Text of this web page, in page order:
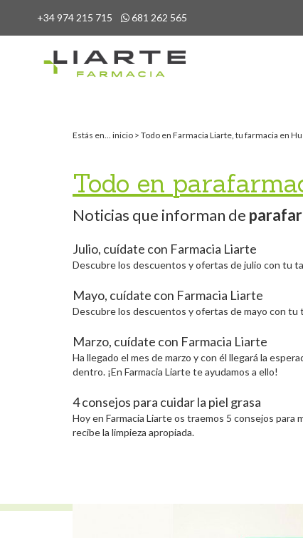
+34 974 215 715 681 262 565
Estás en... inicio > Todo en Farmacia Liarte, tu farmacia en
Todo en
Noticias que informan de
Julio, cuídate con Farmacia Liarte
Descubre los descuentos y ofertas de julio con tu
Mayo, cuídate con Farmacia Liarte
Descubre los descuentos y ofertas de mayo con tu
Marzo, cuídate con Farmacia Liarte
Ha llegado el mes de marzo y con él llegará la
dentro. ¡En Farmacia Liarte te ayudamos a ello!
4 consejos para cuidar la piel grasa
Hoy en Farmacia Liarte os traemos 5 consejos
recibe la limpieza apropiada.